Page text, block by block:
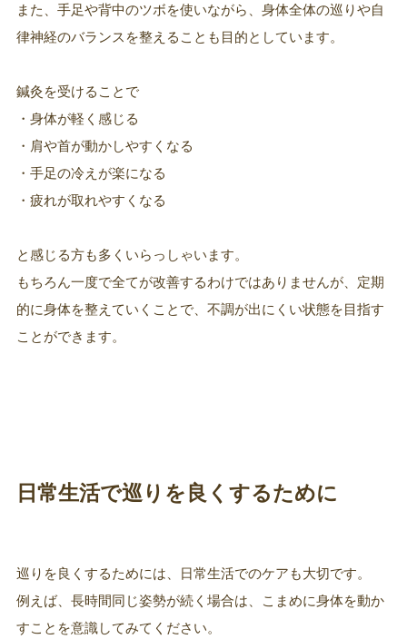
また、手足や背中のツボを使いながら、身体全体の巡りや自
律神経のバランスを整えることも目的としています。
鍼灸を受けることで
・身体が軽く感じる
・肩や首が動かしやすくなる
・手足の冷えが楽になる
・疲れが取れやすくなる
と感じる方も多くいらっしゃいます。
もちろん一度で全てが改善するわけではありませんが、定期
的に身体を整えていくことで、不調が出にくい状態を目指す
ことができます。
日常生活で巡りを良くするために
巡りを良くするためには、日常生活でのケアも大切です。
例えば、長時間同じ姿勢が続く場合は、こまめに身体を動か
すことを意識してみてください。